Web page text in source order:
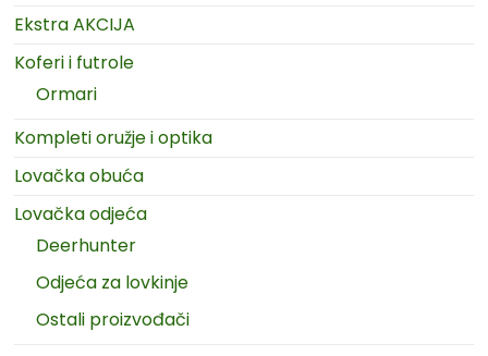
Ekstra AKCIJA
Koferi i futrole
Ormari
Kompleti oružje i optika
Lovačka obuća
Lovačka odjeća
Deerhunter
Odjeća za lovkinje
Ostali proizvođači